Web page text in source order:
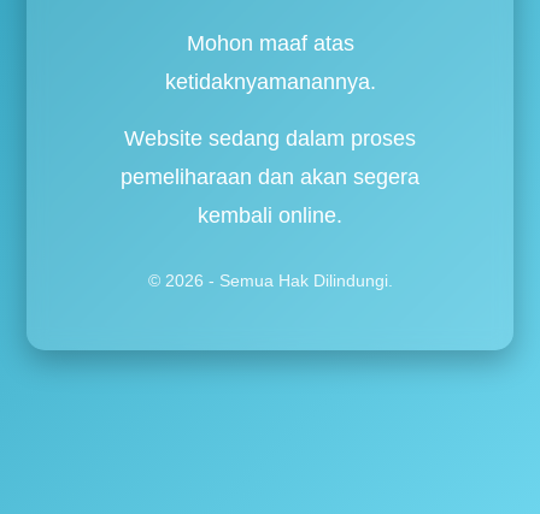
Mohon maaf atas
ketidaknyamanannya.
Website sedang dalam proses
pemeliharaan dan akan segera
kembali online.
© 2026 - Semua Hak Dilindungi.